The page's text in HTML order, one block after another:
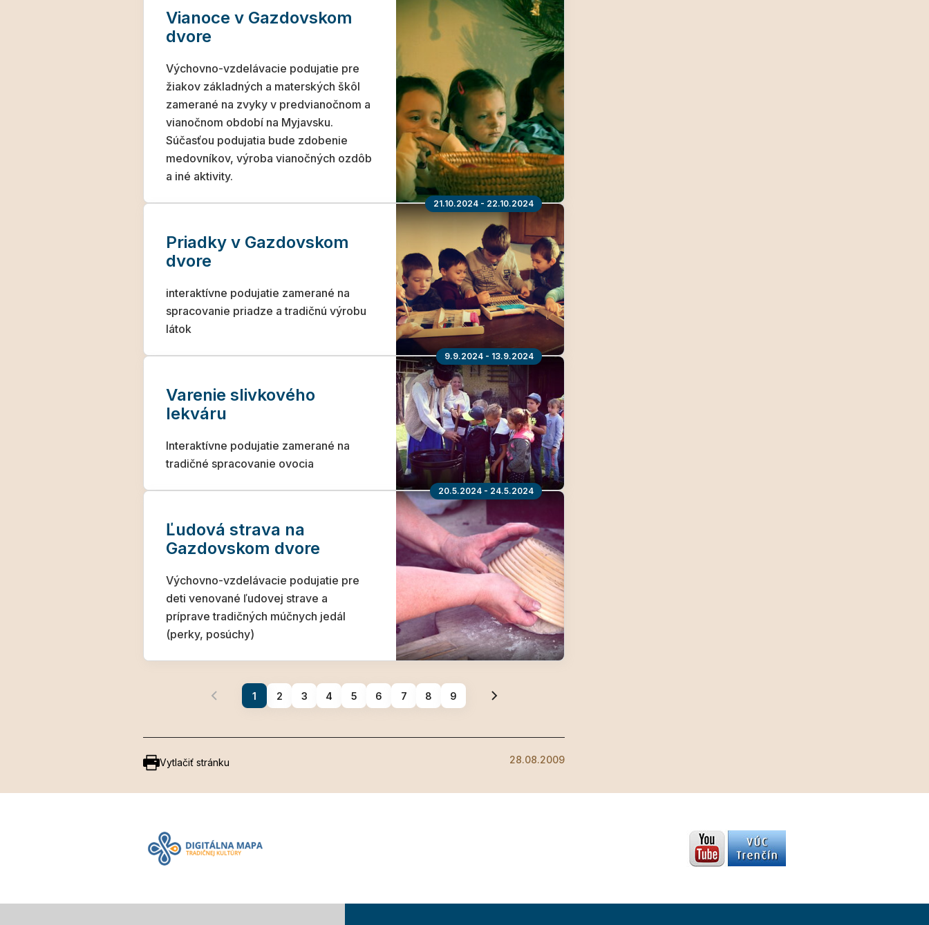
Vianoce v Gazdovskom
dvore
Výchovno-vzdelávacie podujatie pre
žiakov základných a materských škôl
zamerané na zvyky v predvianočnom a
vianočnom období na Myjavsku.
Súčasťou podujatia bude zdobenie
medovníkov, výroba vianočných ozdôb
a iné aktivity.
21.10.2024 - 22.10.2024
Priadky v Gazdovskom
dvore
interaktívne podujatie zamerané na
spracovanie priadze a tradičnú výrobu
látok
9.9.2024 - 13.9.2024
Varenie slivkového
lekváru
Interaktívne podujatie zamerané na
tradičné spracovanie ovocia
20.5.2024 - 24.5.2024
Ľudová strava na
Gazdovskom dvore
Výchovno-vzdelávacie podujatie pre
deti venované ľudovej strave a
príprave tradičných múčnych jedál
(perky, posúchy)
1 2 3 4 5 6 7 8 9
Vytlačiť stránku 28.08.2009